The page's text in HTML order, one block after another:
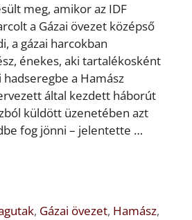
meg, amikor az IDF
a Gázai övezet középső
a gázai harcokban
énekes, aki tartalékosként
a Hamász
által kezdett háborút
küldött üzenetében azt
fog jönni – jelentette …
, Gázai övezet, Hamász,